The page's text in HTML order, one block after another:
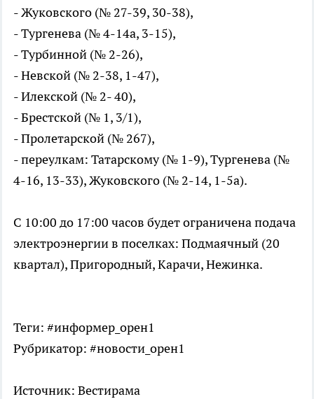
- Жуковского (№ 27-39, 30-38),
- Тургенева (№ 4-14а, 3-15),
- Турбинной (№ 2-26),
- Невской (№ 2-38, 1-47),
- Илекской (№ 2- 40),
- Брестской (№ 1, 3/1),
- Пролетарской (№ 267),
- переулкам: Татарскому (№ 1-9), Тургенева (№
4-16, 13-33), Жуковского (№ 2-14, 1-5а).
С 10:00 до 17:00 часов будет ограничена подача
электроэнергии в поселках: Подмаячный (20
квартал), Пригородный, Карачи, Нежинка.
Теги: #информер_орен1
Рубрикатор: #новости_орен1
Источник: Вестирама